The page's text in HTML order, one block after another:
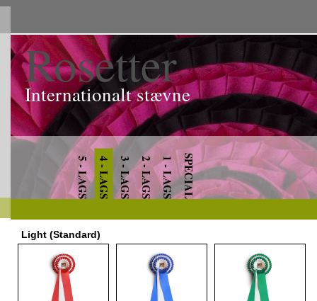
Rosetter
Internationalt stævne
SPECIAL
1 - LAGS
2 - LAGS
3 - LAGS
4 - LAGS
5 - LAGS
Light (Standard)